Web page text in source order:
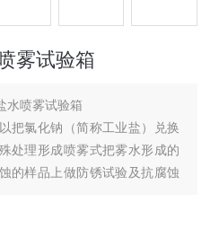
雾试验箱
水喷雾试验箱
把氯化钠（简称工业盐）兑换
处理形成喷雾式把雾水形成的
的样品上做防锈试验及抗腐蚀
膜、防锈处理、阳极处理、等